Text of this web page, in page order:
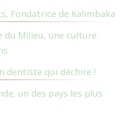
Fondatrice de Kalimbaka
du Milieu, une culture
dentiste qui déchire !
un des pays les plus